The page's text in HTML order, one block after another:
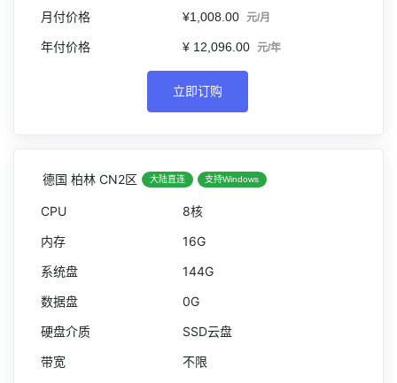
¥1,008.00 元/月
¥ 12,096.00 元/年
立即订购
德国 柏林 CN2区 大陆直连 支持Windows
8核
16G
144G
0G
SSD云盘
不限